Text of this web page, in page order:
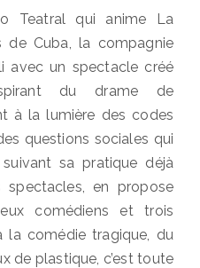
Teatral qui anime La
de Cuba, la compagnie
avec un spectacle créé
du drame de
à la lumière des codes
questions sociales qui
sa pratique déjà
spectacles, en propose
comédiens et trois
la comédie tragique, du
de plastique, c’est toute